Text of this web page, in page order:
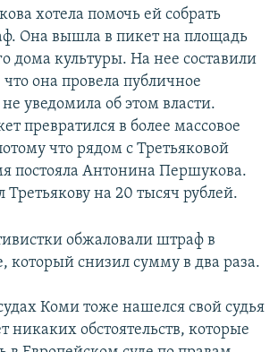
хотела помочь ей собрать
Она вышла в пикет на площадь
дома культуры. На нее составили
она провела публичное
уведомила об этом власти.
превратился в более массовое
что рядом с Третьяковой
постояла Антонина Першукова.
Третьякову на 20 тысяч рублей.
обжаловали штраф в
который снизил сумму в два раза.
Коми тоже нашелся свой судья
никаких обстоятельств, которые